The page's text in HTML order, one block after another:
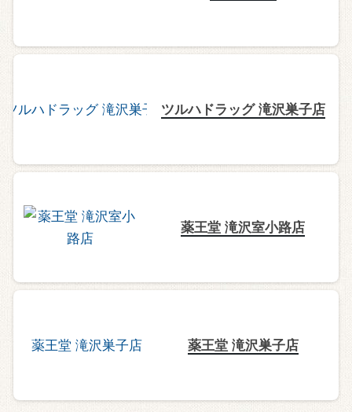
ツルハドラッグ 滝沢巣子店
薬王堂 滝沢室小路店
薬王堂 滝沢巣子店